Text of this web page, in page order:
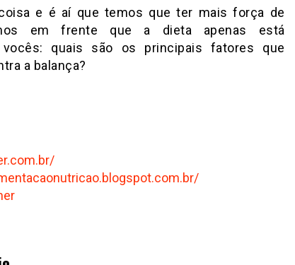
e é aí que temos que ter mais força de
em frente que a dieta apenas está
quais são os principais fatores que
a balança?